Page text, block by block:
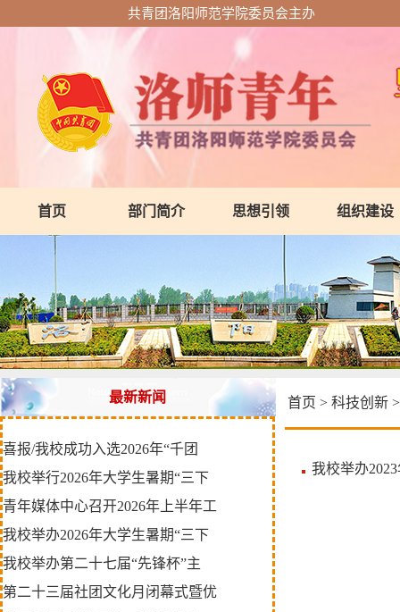
共青团洛阳师范学院委员会主办
首页 部门简介 思想引领 组织建设
最新新闻
喜报/我校成功入选2026年“千团
我校举行2026年大学生暑期“三下
青年媒体中心召开2026年上半年工
我校举办2026年大学生暑期“三下
我校举办第二十七届“先锋杯”主
第二十三届社团文化月闭幕式暨优
首页 > 科技创新 >
我校举办